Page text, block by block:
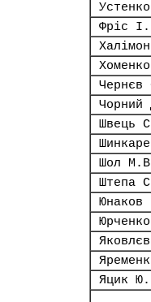
Фріс
Чернєв
Чорний
Швець
Шол
Штепа
Яцик